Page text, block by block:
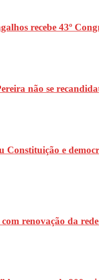
recebe 43º
não se
Constituição e
renovação da